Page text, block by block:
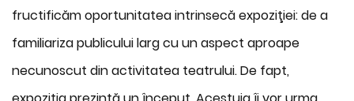
fructificăm oportunitatea intrinsecă expoziţiei: de a
familiariza publicului larg cu un aspect aproape
necunoscut din activitatea teatrului. De fapt,